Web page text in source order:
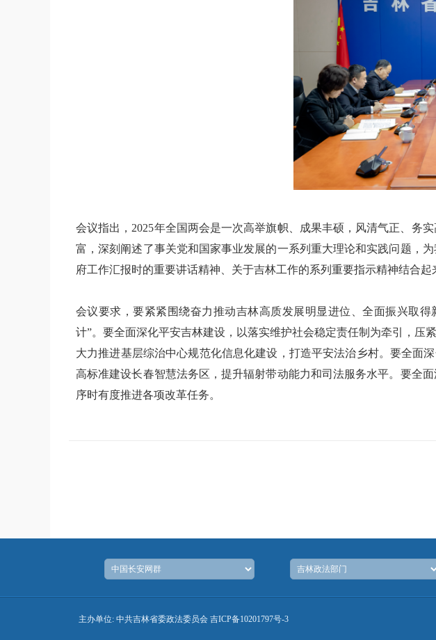
会议指出，2025年全国两会是一次高举旗帜、成果丰硕，风清气正、务
富，深刻阐述了事关党和国家事业发展的一系列重大理论和实践问题，
府工作汇报时的重要讲话精神、关于吉林工作的系列重要指示精神结合起
会议要求，要紧紧围绕奋力推动吉林高质发展明显进位、全面振兴取
计”。要全面深化平安吉林建设，以落实维护社会稳定责任制为牵引，压
大力推进基层综治中心规范化信息化建设，打造平安法治乡村。要全面
高标准建设长春智慧法务区，提升辐射带动能力和司法服务水平。要全
序时有度推进各项改革任务。
主办单位: 中共吉林省委政法委员会 吉ICP备10201797号-3